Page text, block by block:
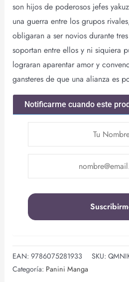
son hijos de poderosos jefes
una guerra entre los grupos
obligaran a ser novios durante
soportan entre ellos y ni siquiera
lograran aparentar amor y
gansteres de que una alianza es
Notificarme cuando este
EAN: 9786075281933 SKU:
Categoría: Panini Manga